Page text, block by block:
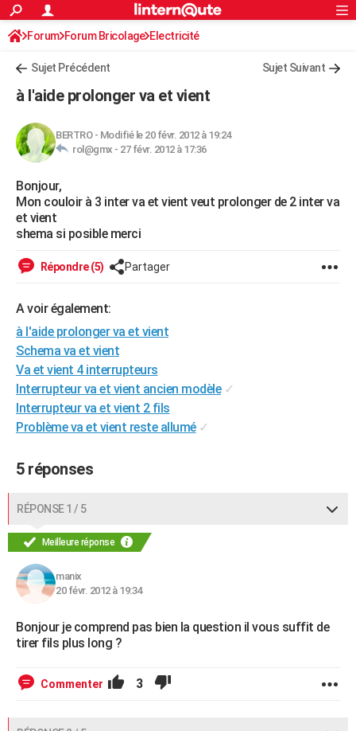
ACTUALITÉS
Politique
Société
Faits Divers
Education
Monde
Villes
+
Retraite
Impôts
Epargne
Immobilier
Risques naturels par ville
Banque
Assurance
Crédit
AUTO
HIGH-TECH
Mobiles
Meilleur smartphone
Internet
Ordinateurs
Jeux vidéo
Guide high-tech
+BRICOLAGE
Forum
Aménagement intérieur
Extérieur
Cuisine
Salle de bains
Jardinage
Rangement
Guides de France
Escapades
Patrimoine
Expositions
Musées
Week-end nature
Art de vivre
Bien-être
Loisirs
Mode
Modes de vie
SANTE
Alimentation
Guide de la santé
Maladies
Médicaments
Sommeil
VOYAGE
Destinations
City break
Voyage nature
Voyage de noces
Forum
Climat
+PHOTO
GUIDES D'ACHAT
CARTE DE VOEUX
Carte de Noël
Carte Bonne année
Carte Saint-Valentin
Carte Pâques
Carte d'anniversaire
DICTIONNAIRE
Dictionnaire
Biographies
Citations
Expressions
Proverbes
PROGRAMME TV
COPAINS D'AVANT
S'inscrire
Se connecter
Lycées
Collèges
Primaires
Universités
Entreprises
Service militaire
Avis de recherche
AVIS DE DÉCÈS
FORUM
S'inscrire
Connexion
Forum Forum Bricolage Electricité
Sujet Précédent Sujet Suivant
à l'aide prolonger va et vient
BERTRO- Modifié le 20 févr. 2012 à 19:24
rol@gmx - 27 févr. 2012 à 17:36
Bonjour,
Mon couloir à 3 inter va et vient veut prolonger de 2 inter va
et vient
shema si posible merci
Répondre (5) Partager
A voir également:
à l'aide prolonger va et vient
Schema va et vient
Va et vient 4 interrupteurs
Interrupteur va et vient ancien modèle ✓
Interrupteur va et vient 2 fils
Problème va et vient reste allumé ✓
5 réponses
RÉPONSE 1 / 5
Meilleure réponse
manix
20 févr. 2012 à 19:34
Bonjour je comprend pas bien la question il vous suffit de
tirer fils plus long ?
Commenter 3